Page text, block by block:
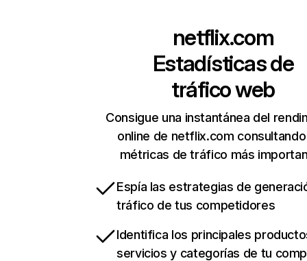
netflix.com
Estadísticas de
tráfico web
Consigue una instantánea del
online de netflix.com
métricas de tráfico más
Espía las estrategias de
tráfico de tus competidores
Identifica los principales
servicios y categorías de tu